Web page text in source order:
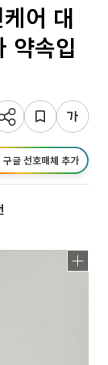
어 대
약속입
구글 선호매체 추가